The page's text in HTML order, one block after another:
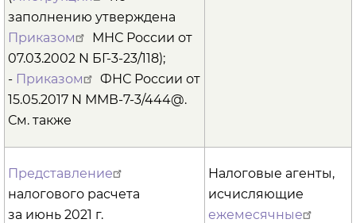
заполнению утверждена
Приказом
МНС России от
07.03.2002 N БГ-3-23/118);
- Приказом
ФНС России от
15.05.2017 N ММВ-7-3/444@.
См. также
Представление
налогового расчета
за июнь 2021 г.
Налоговые агенты,
исчисляющие
ежемесячные